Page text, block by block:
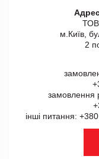
ТОВ
м.Київ,
2
замовлення
інші питання: